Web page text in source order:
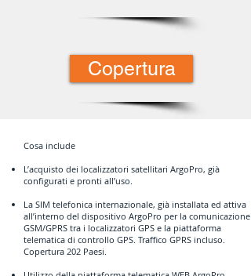
Copertura
Cosa include
L’acquisto dei localizzatori satellitari ArgoPro, già
configurati e pronti all’uso.​
La SIM telefonica internazionale, già installata ed attiva
all’interno del dispositivo ArgoPro per la comunicazione
GSM/GPRS tra i localizzatori GPS e la piattaforma
telematica di controllo GPS. Traffico GPRS incluso.
Copertura 202 Paesi.